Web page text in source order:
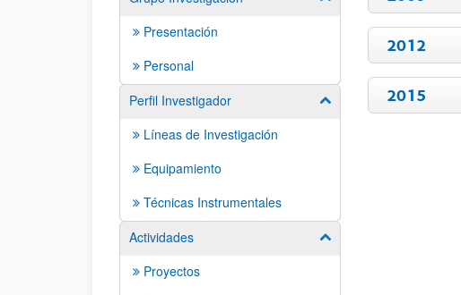
Presentación
Personal
Perfil Investigador
Mostrar/ocultar subpáginas
Líneas de Investigación
Equipamiento
Técnicas Instrumentales
Actividades
Mostrar/ocultar subpáginas
Proyectos
2012
2015